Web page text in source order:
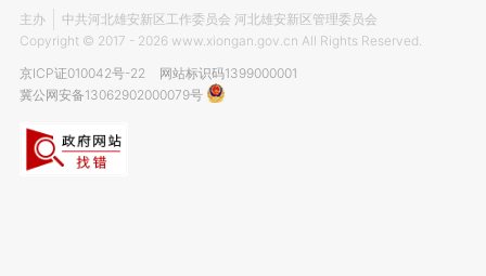
主办
中共河北雄安新区工作委员会 河北雄安新区管理委员会
Copyright © 2017 - 2026 www.xiongan.gov.cn All Rights Reserved.
京ICP证010042号-22
网站标识码1399000001
冀公网安备13062902000079号